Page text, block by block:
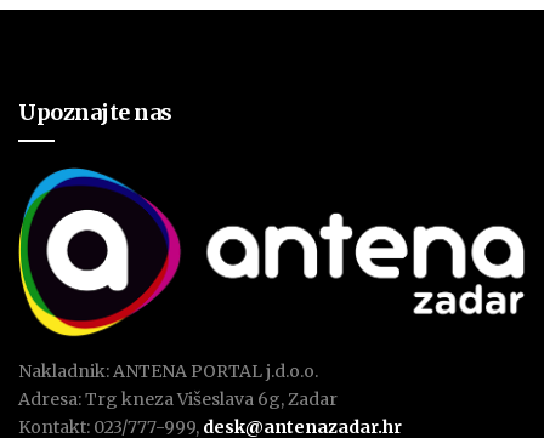
Upoznajte nas
Nakladnik: ANTENA PORTAL j.d.o.o.
Adresa: Trg kneza Višeslava 6g, Zadar
Kontakt: 023/777-999, desk@antenazadar.hr